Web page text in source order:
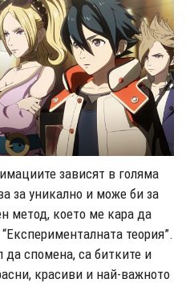
зависят в голяма
за уникално и може би за
метод, което ме кара да
теория”.
да спомена, са битките и
красиви и най-важното